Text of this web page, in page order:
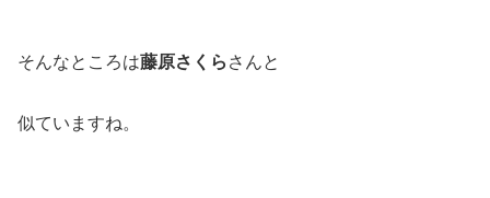
そんなところは藤原さくら さんと
似ていますね。